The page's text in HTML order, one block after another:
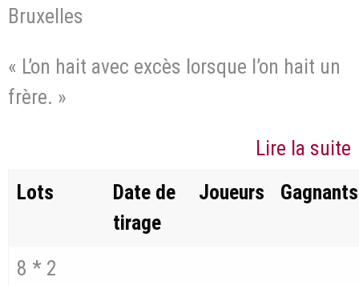
Bruxelles
« L’on hait avec excès lorsque l’on hait un
frère. »
Lire la suite
Lots
Date de
tirage
Joueurs Gagnants
8 * 2